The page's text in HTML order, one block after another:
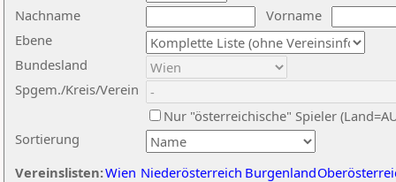
Nachname
Vorname
Ebene
Sortierung
Bundesland
Spgem./Kreis/Verein
Nur "österreichische" Spieler
Vereinslisten:Wien Niederösterreich Burgenland